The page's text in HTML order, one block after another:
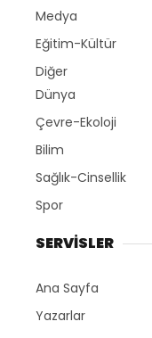
Medya
Eğitim-Kültür
Diğer
Dünya
Çevre-Ekoloji
Bilim
Sağlık-Cinsellik
Spor
SERVİSLER
Ana Sayfa
Yazarlar